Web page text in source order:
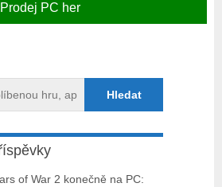
Prodej PC her
of War 2 konečně na PC: